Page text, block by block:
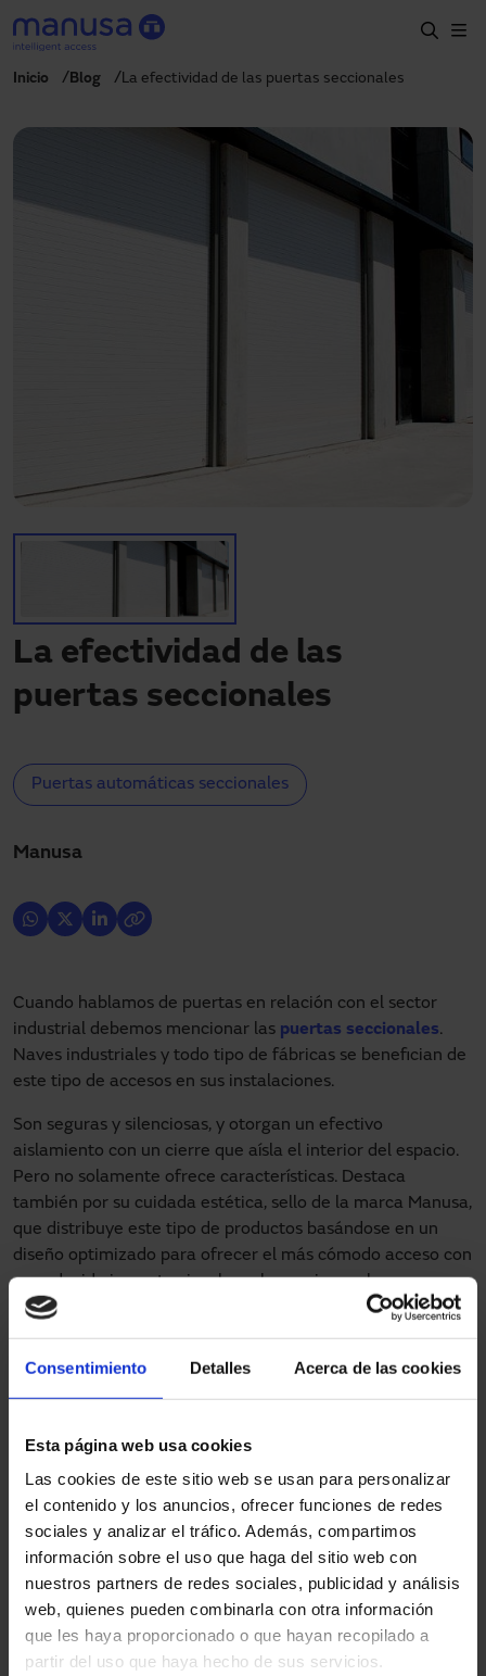
Consentimiento Detalles Acerca de las cookies
Esta página web usa cookies
Las cookies de este sitio web se usan para personalizar
el contenido y los anuncios, ofrecer funciones de redes
sociales y analizar el tráfico. Además, compartimos
información sobre el uso que haga del sitio web con
nuestros partners de redes sociales, publicidad y análisis
web, quienes pueden combinarla con otra información
que les haya proporcionado o que hayan recopilado a
partir del uso que haya hecho de sus servicios.
Pasar al contenido principal
Productos y sectores
Prescripción
Contacto
Inicio Blog La efectividad de las puertas seccionales
La efectividad de las
puertas seccionales
Puertas automáticas seccionales
Manusa
Cuando hablamos de puertas en relación con el sector
industrial debemos mencionar las puertas seccionales.
Naves industriales y todo tipo de fábricas se benefician de
este tipo de accesos en sus instalaciones.
Son seguras y silenciosas, y otorgan un efectivo
aislamiento con un cierre que aísla el interior del espacio.
Pero no solamente ofrece características. Destaca
también por su cuidada estética, sello de la marca Manusa,
que distribuye este tipo de productos basándose en un
diseño optimizado para ofrecer el más cómodo acceso con
un reducido impacto visual en el espacio en el que se
instale.
que las convierten en muy efectivas. Su apertura es
vertical, sus juntas son flexibles en uniones con bisagras y
En Manusa buscamos quecada proyecto pueda ser único
para cada clientey es por ello que las puertas pueden ser
personalizadas según el uso al que vayan a estar
destinadas. Por ejemplo pueden llevar instaladas unas
pequeñas ventanas o se puede fabricar una puerta
acristaladas para ver con total transparencia a través de
ella. Gracias a sus chapas de refuerzo continuas ofrecen
gran durabilidad.